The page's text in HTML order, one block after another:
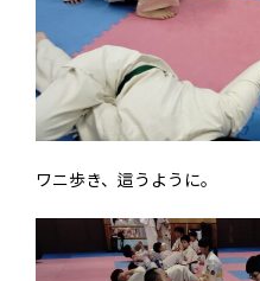
ワニ歩き、這うように。